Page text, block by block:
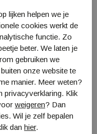
silk
8
lijken helpen we je
cookies werkt de
functie. Zo
beter. We laten je
gebruiken we
onze website te
manier. Meer weten?
privacyverklaring. Klik
weigeren? Dan
Wil je zelf bepalen
dan hier.